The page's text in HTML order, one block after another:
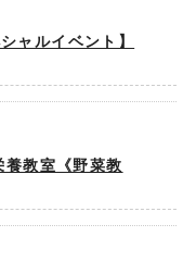
ャルイベント】
養教室《野菜教